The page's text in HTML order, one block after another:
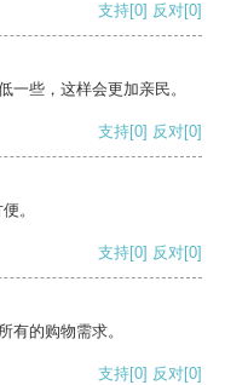
支持[0] 反对[0]
一些，这样会更加亲民。
支持[0] 反对[0]
。
支持[0] 反对[0]
有的购物需求。
支持[0] 反对[0]